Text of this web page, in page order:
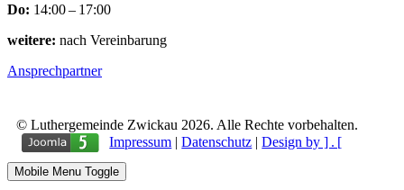
Do: 14:00 – 17:00
weitere: nach Vereinbarung
Ansprechpartner
© Luthergemeinde Zwickau 2026. Alle Rechte vorbehalten.
Impressum |Datenschutz |Design by ] . [
Mobile Menu Toggle